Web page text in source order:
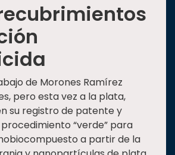
de Morones Ramírez
pero esta vez a la plata,
su registro de patente y
“verde” para
a partir de la